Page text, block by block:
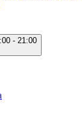
- 21:00